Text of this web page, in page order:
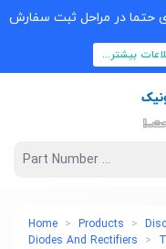
حتما در مراحل ثبت سفارش
بیشتر...
Home Products
Diodes And Rectifiers